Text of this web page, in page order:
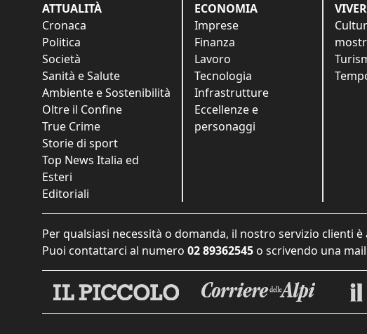
ATTUALITÀ
Cronaca
Politica
Società
Sanità e Salute
Ambiente e Sostenibilità
Oltre il Confine
True Crime
Storie di sport
Top News Italia ed
Esteri
Editoriali
ECONOMIA
Imprese
Finanza
Lavoro
Tecnologia
Infrastrutture
Eccellenze e
personaggi
Per qualsiasi necessità o domanda, il nostro servizio clienti
Puoi contattarci al numero 02 89362545 o scrivendo una